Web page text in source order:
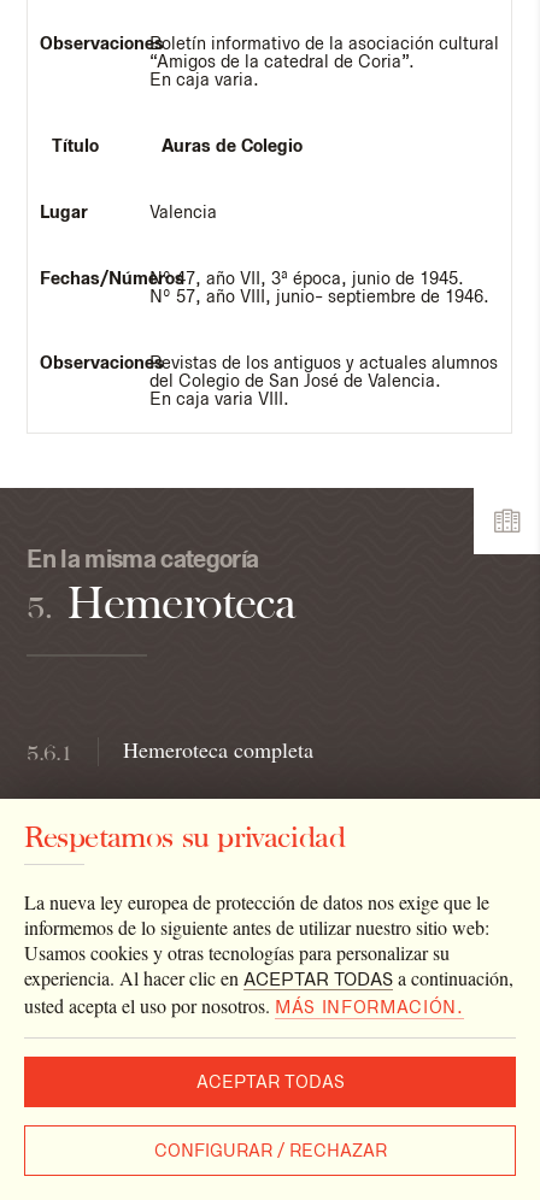
Boletín informativo de la asociación cultural
“Amigos de la catedral de Coria”.
En caja varia.
Auras de Colegio
Valencia
Nº 47, año VII, 3ª época, junio de 1945.
Nº 57, año VIII, junio- septiembre de 1946.
Revistas de los antiguos y actuales alumnos
del Colegio de San José de Valencia.
En caja varia VIII.
En la misma categoría
5. Hemeroteca
5.6.1 Hemeroteca completa
Aviso legal
Política de cookies
Política de privacidad
Créditos
Enlaces
Newsletter
Respetamos su privacidad
La nueva ley europea de protección de datos nos exige que le
informemos de lo siguiente antes de utilizar nuestro sitio web:
Usamos cookies y otras tecnologías para personalizar su
experiencia. Al hacer clic en ACEPTAR TODAS a continuación,
usted acepta el uso por nosotros. MÁS INFORMACIÓN.
ACEPTAR TODAS
CONFIGURAR / RECHAZAR